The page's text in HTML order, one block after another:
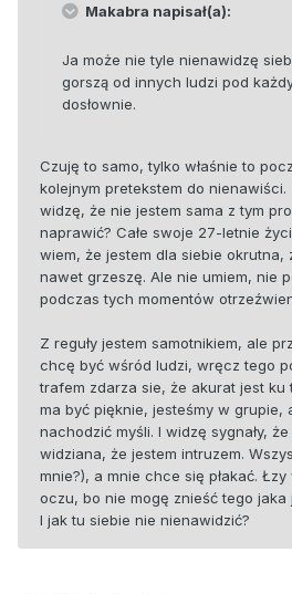
Makabra napisał(a):
Ja może nie tyle nienawidzę
gorszą od innych ludzi pod
dosłownie.
Czuję to samo, tylko właśnie to
kolejnym pretekstem do nienawiści.
widzę, że nie jestem sama z tym
naprawić? Całe swoje 27-letnie
wiem, że jestem dla siebie okrutna,
nawet grzeszę. Ale nie umiem, nie
podczas tych momentów
Z reguły jestem samotnikiem, ale
chcę być wśród ludzi, wręcz tego
trafem zdarza sie, że akurat jest ku
ma być pięknie, jesteśmy w grupie,
nachodzić myśli. I widzę sygnały,
widziana, że jestem intruzem.
mnie?), a mnie chce się płakać.
oczu, bo nie mogę znieść tego jaka
I jak tu siebie nie nienawidzić?